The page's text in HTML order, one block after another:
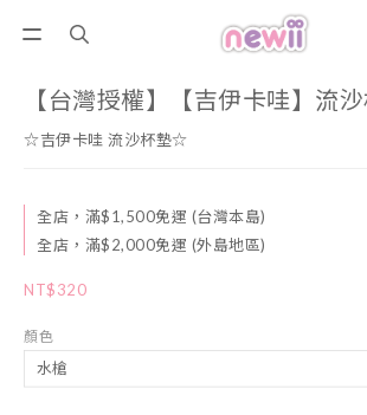
【台灣授權】【吉伊卡哇】流
☆吉伊卡哇 流沙杯墊☆
全店，滿$1,500免運 (台灣本島)
全店，滿$2,000免運 (外島地區)
NT$320
顏色